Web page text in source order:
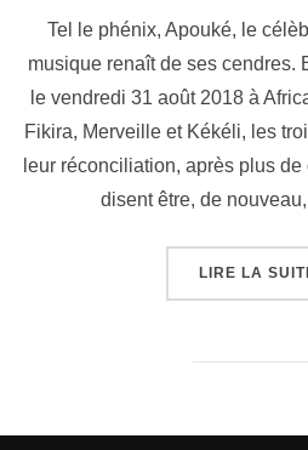
Tel le phénix, Apouké, le
musique renaît de ses cendres.
le vendredi 31 août 2018 à
Fikira, Merveille et Kékéli, les
leur réconciliation, après plus
disent être, de
LIRE LA